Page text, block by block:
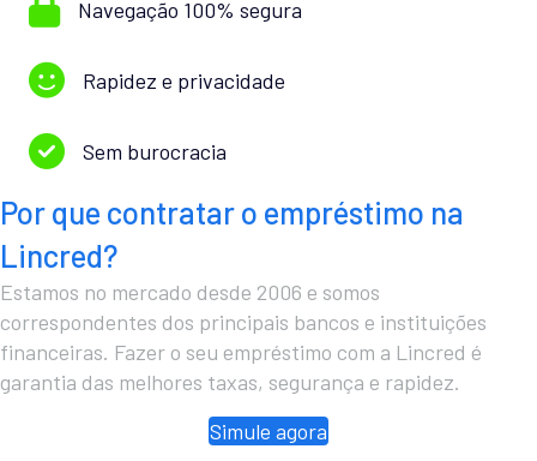
Navegação 100% segura
Rapidez e privacidade
Sem burocracia
Por que contratar o empréstimo na
Lincred?
Estamos no mercado desde 2006 e somos
correspondentes dos principais bancos e instituições
financeiras. Fazer o seu empréstimo com a Lincred é
garantia das melhores taxas, segurança e rapidez.
Simule agora